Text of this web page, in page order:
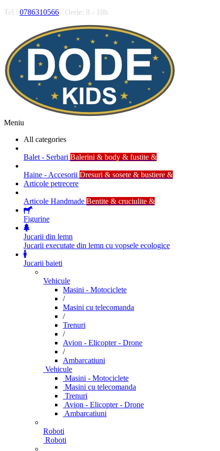
Tel : 0786310566 Orele: 8 - 18h
Meniu
All categories
Balet - Serbari Balerini & body & fustite &
Haine - Accesorii Dresuri & sosete & bustiere &
Articole petrecere
Articole Handmade Bentite & cruciulite &
Figurine
Jucarii din lemn
Jucarii executate din lemn cu vopsele ecologice
Jucarii baieti
Vehicule
Masini - Motociclete
/
Masini cu telecomanda
/
Trenuri
/
Avion - Elicopter - Drone
/
Ambarcatiuni
Vehicule
Masini - Motociclete
Masini cu telecomanda
Trenuri
Avion - Elicopter - Drone
Ambarcatiuni
Roboti
Roboti